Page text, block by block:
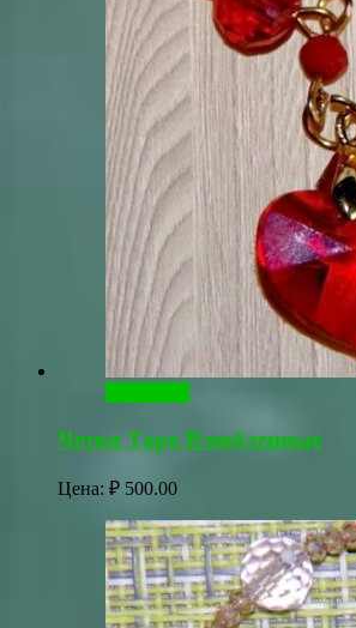
Четки Таро Влюбленные
Цена: ₽ 500.00